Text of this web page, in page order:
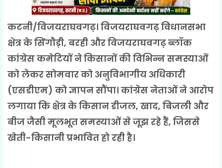
कटनी/विजयराघवगढ़। विजयराघवगढ़ विधानसभा
क्षेत्र के सिंगौड़ी, बरही और विजयराघवगढ़ ब्लॉक
कांग्रेस कमेटियों ने किसानों की विभिन्न समस्याओं
को लेकर सोमवार को अनुविभागीय अधिकारी
(एसडीएम) को ज्ञापन सौंपा। कांग्रेस नेताओं ने आरोप
लगाया कि क्षेत्र के किसान डीजल, खाद, बिजली और
बीज जैसी मूलभूत समस्याओं से जूझ रहे हैं, जिससे
खेती-किसानी प्रभावित हो रही है।